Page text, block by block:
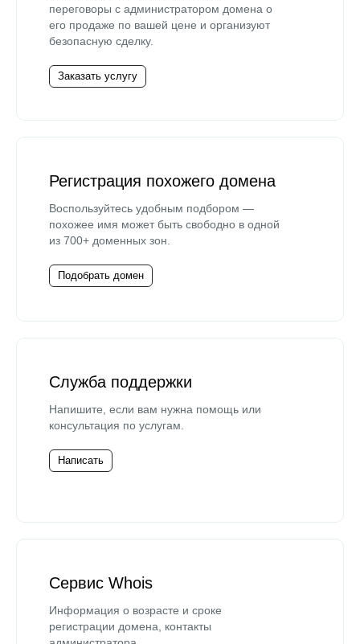
переговоры с администратором домена о
его продаже по вашей цене и организуют
безопасную сделку.
Заказать услугу
Регистрация похожего домена
Воспользуйтесь удобным подбором —
похожее имя может быть свободно в одной
из 700+ доменных зон.
Подобрать домен
Служба поддержки
Напишите, если вам нужна помощь или
консультация по услугам.
Написать
Сервис Whois
Информация о возрасте и сроке
регистрации домена, контакты